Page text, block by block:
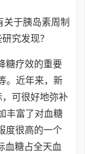
于胰岛素周制
究发现？
糖疗效的重要
。近年来，新
可很好地弥补
丰富了对血糖
度很高的一个
血糖占全天血